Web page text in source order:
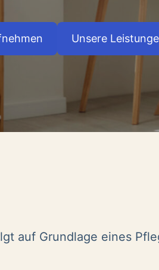
Unsere
auf Grundlage eines